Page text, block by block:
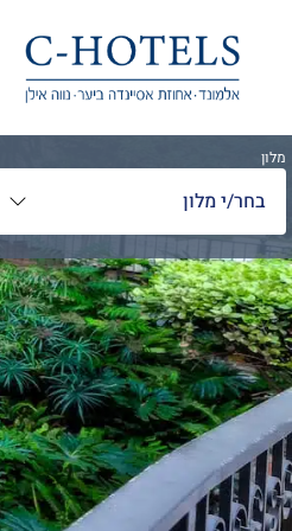
מֻפְעֶלֶת
מַעֲרֶכֶת
הישראלי
אָתָרִים".
הַמְּסַיַּעַת
לִנְגִישׁוּת
הָאֲתָר.
לִפְתִיחַת
תַּפְרִיט
הֵנְּגִישׁוּת
לְחַץ
ALT+0
מלון
בחר/י מלון